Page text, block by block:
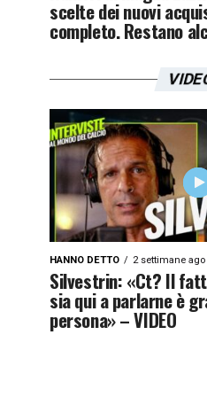
scelte dei nuovi
completo. Restano
HANNO DETTO 2 settimane ago
Silvestrin: «Ct? Il
sia qui a parlarne è
persona» – VIDEO